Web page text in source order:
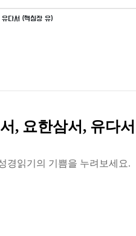
다서 (핵심장 유)
, 요한삼서, 유다
경읽기의 기쁨을 누려보세요.